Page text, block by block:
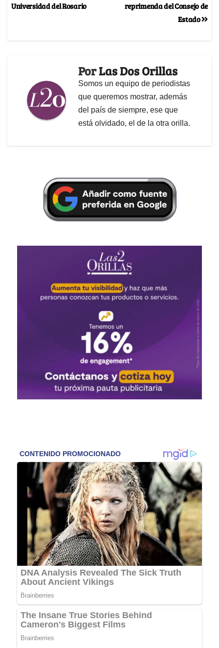
reprimenda del Consejo de
Estado
Universidad del Rosario
PorLas Dos Orillas
Somos un equipo de periodistas
que queremos mostrar, además
del país de siempre, ese que
está olvidado, el de la otra orilla.